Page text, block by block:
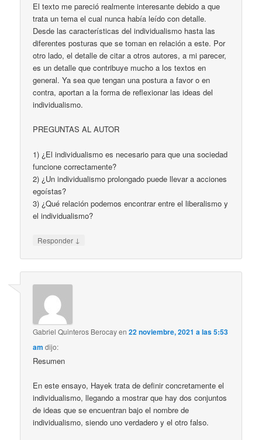
El texto me pareció realmente interesante debido a que
trata un tema el cual nunca había leído con detalle.
Desde las características del individualismo hasta las
diferentes posturas que se toman en relación a este. Por
otro lado, el detalle de citar a otros autores, a mi parecer,
es un detalle que contribuye mucho a los textos en
general. Ya sea que tengan una postura a favor o en
contra, aportan a la forma de reflexionar las ideas del
individualismo.
PREGUNTAS AL AUTOR
1) ¿El individualismo es necesario para que una sociedad
funcione correctamente?
2) ¿Un individualismo prolongado puede llevar a acciones
egoístas?
3) ¿Qué relación podemos encontrar entre el liberalismo y
el individualismo?
Responder ↓
Gabriel Quinteros Berocayen22 noviembre, 2021 a las 5:53
am dijo:
Resumen
En este ensayo, Hayek trata de definir concretamente el
individualismo, llegando a mostrar que hay dos conjuntos
de ideas que se encuentran bajo el nombre de
individualismo, siendo uno verdadero y el otro falso.